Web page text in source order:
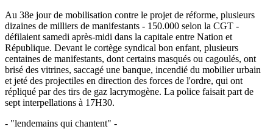
Au 38e jour de mobilisation contre le projet de réforme, plusieurs
dizaines de milliers de manifestants - 150.000 selon la CGT -
défilaient samedi après-midi dans la capitale entre Nation et
République. Devant le cortège syndical bon enfant, plusieurs
centaines de manifestants, dont certains masqués ou cagoulés, ont
brisé des vitrines, saccagé une banque, incendié du mobilier urbain
et jeté des projectiles en direction des forces de l'ordre, qui ont
répliqué par des tirs de gaz lacrymogène. La police faisait part de
sept interpellations à 17H30.
- "lendemains qui chantent" -